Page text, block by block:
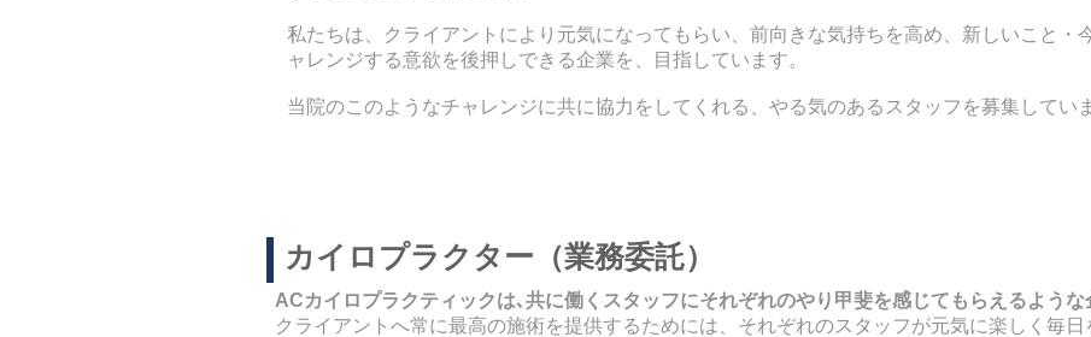
私たちは、クライアントにより元気になってもらい、前向きな気持ちを高め、新しいこと・
ャレンジする意欲を後押しできる企業を、目指しています。
当院のこのようなチャレンジに共に協力をしてくれる、やる気のあるスタッフを募集してい
​カイロプラクター（業務委託）
ACカイロプラクティックは､共に働くスタッフにそれぞれのやり甲斐を感じてもらえるような
クライアントへ常に最高の施術を提供するためには、それぞれのスタッフが元気に楽しく毎